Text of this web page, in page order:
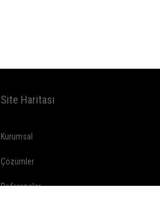
Site Haritası
Kurumsal
Çözümler
Referanslar